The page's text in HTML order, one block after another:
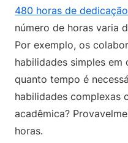
480 horas de
número de horas varia
Por exemplo, os
habilidades simples em
quanto tempo é
habilidades complexas
acadêmica?
horas.